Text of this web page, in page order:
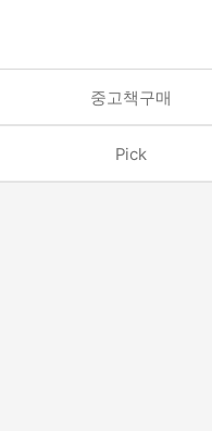
중고책구매
Pick